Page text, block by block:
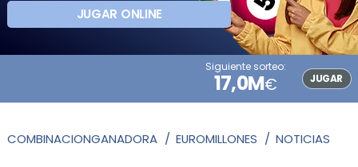
JUGAR ONLINE
Siguiente sorteo:
17,0M€ JUGAR
COMBINACIONGANADORA EUROMILLONES NOTICIAS